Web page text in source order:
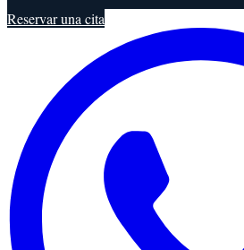
Reservar una cita